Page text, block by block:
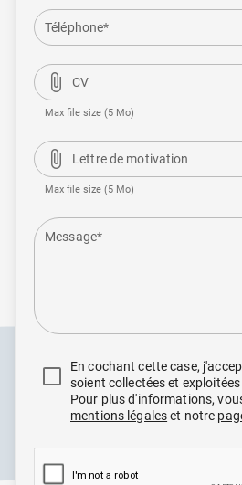
Téléphone*
attach_file CV
Max file size (5 Mo)
attach_file Lettre de motivation
Max file size (5 Mo)
En cochant cette case,
soient collectées et
Pour plus d'informations,
mentions légaleset notre